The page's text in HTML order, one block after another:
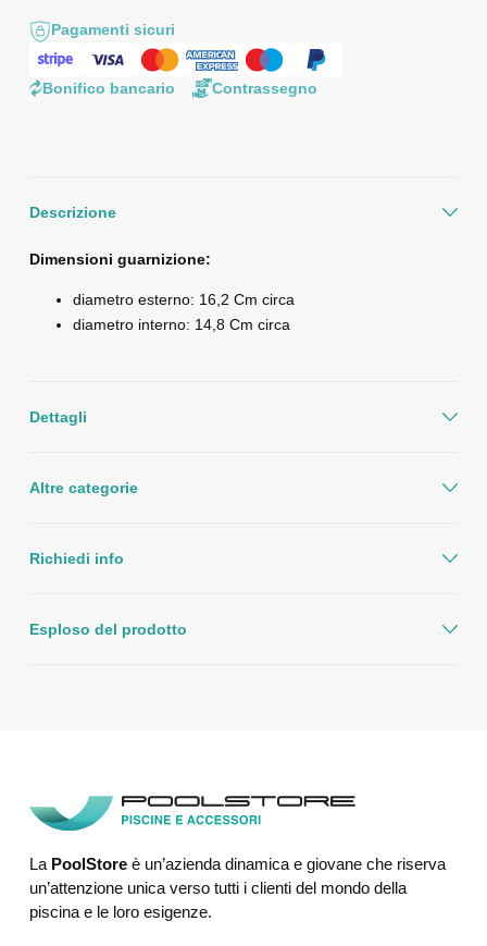
Pagamenti sicuri
Bonifico bancario Contrassegno
Descrizione
Dimensioni guarnizione:
diametro esterno: 16,2 Cm circa
diametro interno: 14,8 Cm circa
Dettagli
Altre categorie
Richiedi info
Esploso del prodotto
La PoolStoreè un’azienda dinamica e giovane che riserva
un’attenzione unica verso tutti i clienti del mondo della
piscina e le loro esigenze.